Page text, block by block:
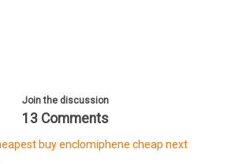
Join the discussion
13 Comments
buy enclomiphene cheap next